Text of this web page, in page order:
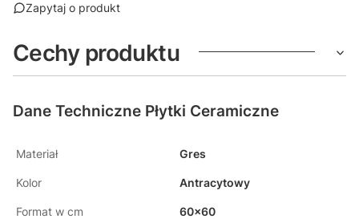
Zapytaj o produkt
Cechy produktu
Dane Techniczne Płytki Ceramiczne
Materiał Gres
Kolor Antracytowy
Format w cm 60x60